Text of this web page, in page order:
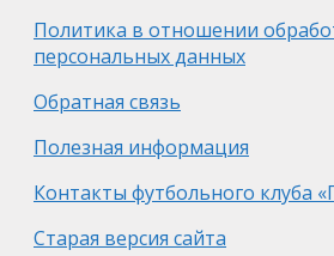
Политика в отношении
персональных данных
Обратная связь
Полезная информация
Контакты футбольного клуба
Старая версия сайта